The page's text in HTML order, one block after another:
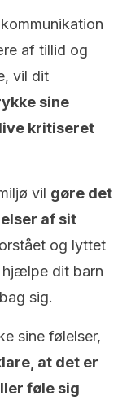
af tillid og
vil dit
sine
kritiseret
vil gøre det
af sit
og lyttet
hjælpe dit barn
sig.
sine følelser,
at det er
føle sig